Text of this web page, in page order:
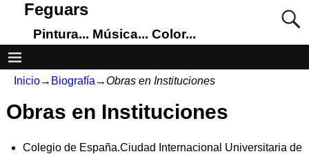
Feguars
Pintura... Música... Color...
Inicio→ Biografía →Obras en Instituciones
Obras en Instituciones
Colegio de España.Ciudad Internacional Universitaria de